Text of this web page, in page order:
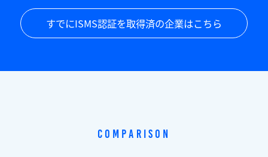
すでにISMS認証を取得済の企業はこちら
Comparison